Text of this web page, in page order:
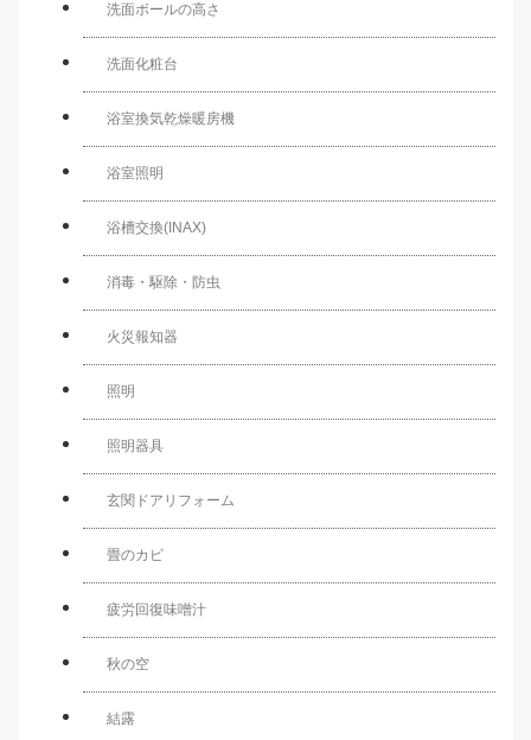
洗面ボールの高さ
洗面化粧台
浴室換気乾燥暖房機
浴室照明
浴槽交換(INAX)
消毒・駆除・防虫
火災報知器
照明
照明器具
玄関ドアリフォーム
畳のカビ
疲労回復味噌汁
秋の空
結露